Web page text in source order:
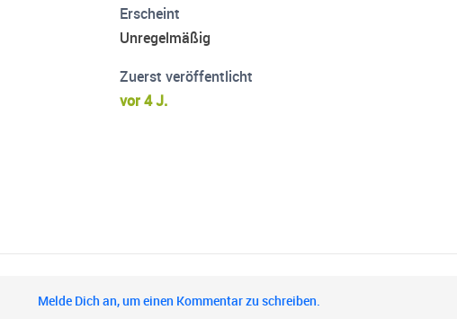
Erscheint
Unregelmäßig
Zuerst veröffentlicht
vor 4 J.
Melde Dich an, um einen Kommentar zu schreiben.